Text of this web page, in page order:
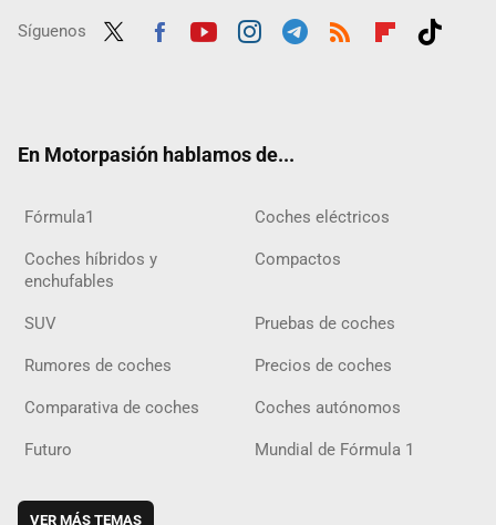
Síguenos
En Motorpasión hablamos de...
Fórmula1 Coches eléctricos
Coches híbridos y
enchufables
Compactos
SUV Pruebas de coches
Rumores de coches Precios de coches
Comparativa de coches Coches autónomos
Futuro Mundial de Fórmula 1
VER MÁS TEMAS